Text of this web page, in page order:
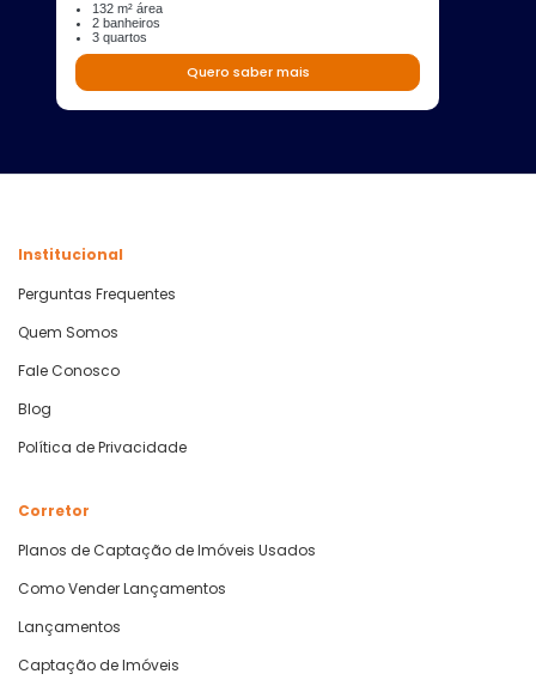
132 m² área
2 banheiros
3 quartos
Quero saber mais
Institucional
Perguntas Frequentes
Quem Somos
Fale Conosco
Blog
Política de Privacidade
Corretor
Planos de Captação de Imóveis Usados
Como Vender Lançamentos
Lançamentos
Captação de Imóveis